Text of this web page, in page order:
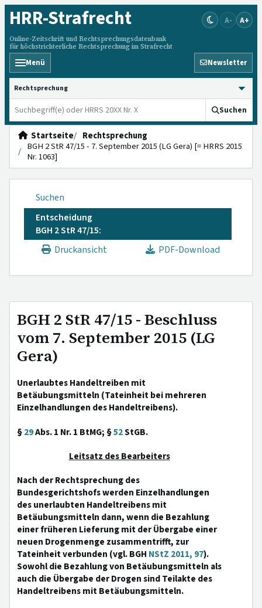
HRR-Strafrecht
Online-Zeitschrift und Rechtsprechungsdatenbank
für höchstrichterliche Rechtsprechung im Strafrecht
A- A+
Menü Newsletter
HRRS durchsuchen
Suchen
Startseite
Rechtsprechung
BGH 2 StR 47/15 - 7. September 2015 (LG Gera) [= HRRS 2015
Nr. 1063]
Suchen
Entscheidung
BGH 2 StR 47/15:
Druckansicht
PDF-Download
BGH 2 StR 47/15 - Beschluss
vom 7. September 2015 (LG
Gera)
Unerlaubtes Handeltreiben mit
Betäubungsmitteln (Tateinheit bei mehreren
Einzelhandlungen des Handeltreibens).
§29Abs. 1 Nr. 1 BtMG; §52StGB.
Leitsatz des Bearbeiters
Nach der Rechtsprechung des
Bundesgerichtshofs werden Einzelhandlungen
des unerlaubten Handeltreibens mit
Betäubungsmitteln dann, wenn die Bezahlung
einer früheren Lieferung mit der Übergabe einer
neuen Drogenmenge zusammentrifft, zur
Tateinheit verbunden (vgl. BGH NStZ 2011, 97).
Sowohl die Bezahlung von Betäubungsmitteln als
auch die Übergabe der Drogen sind Teilakte des
Handeltreibens mit Betäubungsmitteln.